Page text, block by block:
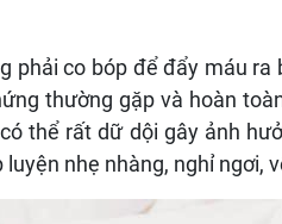
phải co bóp để đẩy máu
thường gặp và hoàn
có thể rất dữ dội gây ảnh
nhẹ nhàng, nghỉ ngơi,